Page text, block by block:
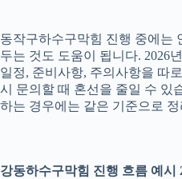
동작구하수구막힘 진행 중에는
두는 것도 도움이 됩니다. 2026
일정, 준비사항, 주의사항을 따
시 문의할 때 혼선을 줄일 수 있
하는 경우에는 같은 기준으로
강동하수구막힘 진행 흐름 예시